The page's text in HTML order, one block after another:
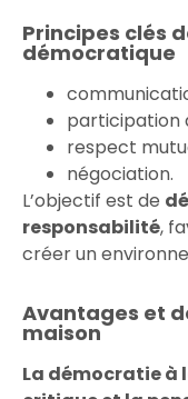
Principes clés
démocratique
participation
respect
négociation.
L’objectif est de
responsabilité,
créer un
Avantages et
maison
La démocratie à